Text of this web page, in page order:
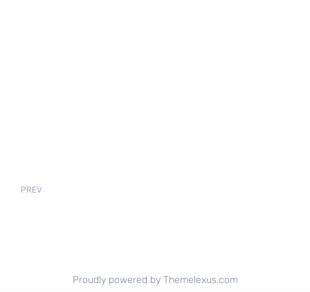
PREV
Proudly powered by Themelexus.com